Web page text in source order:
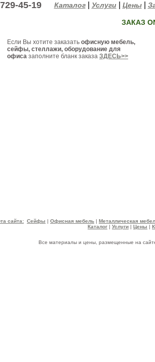
45-19 Каталог| Услуги| Цены|
ЗАКАЗ
Если Вы хотите заказать офисную мебель,
сейфы, стеллажи, оборудование для
офиса заполните бланк заказа ЗДЕСЬ>>
сайта: Сейфы | Офисная мебель | Металлическая
Каталог | Услуги | Цены |
Все материалы и цены, размещенные на